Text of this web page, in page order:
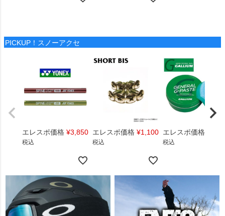
PICKUP！スノーアクセ
エレスポ価格 ¥3,850
税込
エレスポ価格 ¥1,100
税込
エレスポ価格
税込